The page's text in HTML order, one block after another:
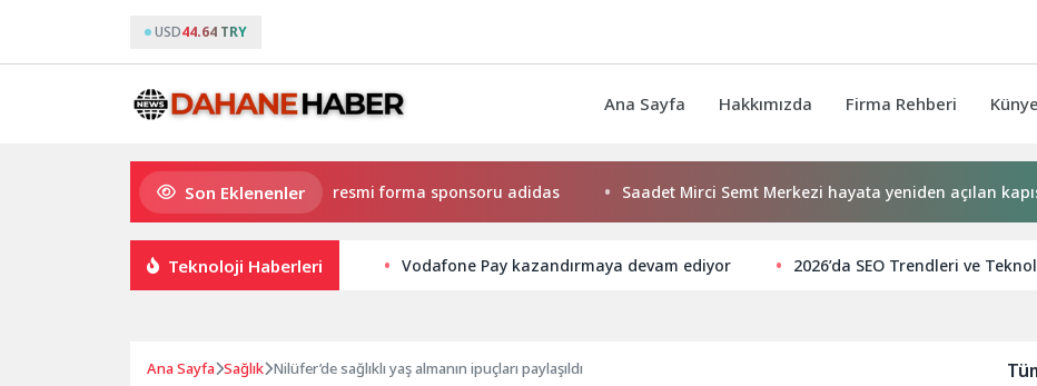
USD44.64 TRY
Ana Sayfa Hakkımızda Firma Rehberi Künye
Son Eklenenler
Eczacıbaşı Peron İstanbul’un resmi forma sponsoru adidas Saadet Mirci Semt Merkezi hayata yeniden açılan kapısı oldu
Teknoloji Haberleri Vodafone Pay kazandırmaya devam ediyor 2026’da SEO Trendleri ve
Ana Sayfa Sağlık Nilüfer’de sağlıklı yaş almanın ipuçları paylaşıldı